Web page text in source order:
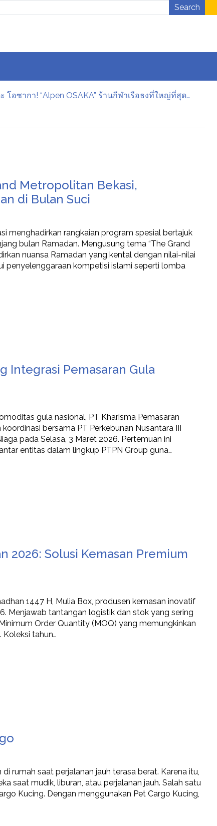
Search
[เปิดให้บริการวันศุกร์ที่ 7 สิงหาคม] แลนด์มาร์กแห่งใหม่ถือกำเนิดขึ้นที่ย่านชายามาจิ อูเมดะ โอซากา! “Alpen OSAKA” ร้านกีฬาเรือธงที่ใหญ่ที่สุดแห่งหนึ่งในญี่ปุ่นฝั่งตะวันตก รองรับการซื้อสินค้าปลอดภาษี เปิดให้บริการอย่างเป็นทางการ
Metropolitan Bekasi,
di Bulan Suci
menghadirkan rangkaian program spesial bertajuk
bulan Ramadan. Mengusung tema “The Grand
nuansa Ramadan yang kental dengan nilai-nilai
penyelenggaraan kompetisi islami seperti lomba
Integrasi Pemasaran Gula
gula nasional, PT Kharisma Pemasaran
bersama PT Perkebunan Nusantara III
pada Selasa, 3 Maret 2026. Pertemuan ini
entitas dalam lingkup PTPN Group guna…
2026: Solusi Kemasan Premium
1447 H, Mulia Box, produsen kemasan inovatif
Menjawab tantangan logistik dan stok yang sering
Order Quantity (MOQ) yang memungkinkan
tahun…
rumah saat perjalanan jauh terasa berat. Karena itu,
saat mudik, liburan, atau perjalanan jauh. Salah satu
Kucing. Dengan menggunakan Pet Cargo Kucing,